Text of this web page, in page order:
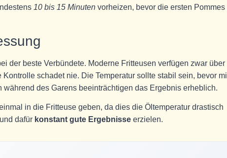
10 bis 15 Minuten vorheizen, bevor die ersten Pommes
der beste Verbündete. Moderne Fritteusen verfügen zwar über
schadet nie. Die Temperatur sollte stabil sein, bevor
des Garens beeinträchtigen das Ergebnis erheblich.
in die Fritteuse geben, da dies die Öltemperatur drastisch
dafür konstant gute Ergebnisse erzielen.